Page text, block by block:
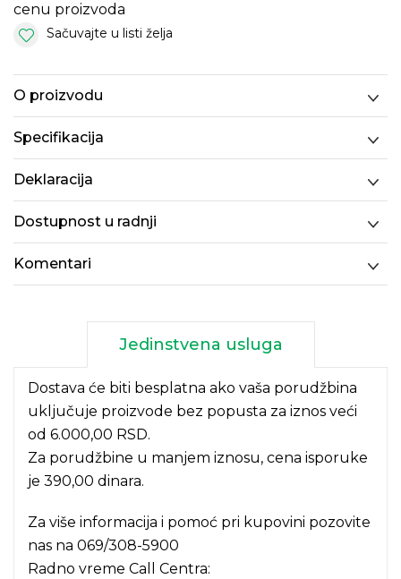
cenu proizvoda
Sačuvajte u listi želja
O proizvodu
Specifikacija
Deklaracija
Dostupnost u radnji
Komentari
Jedinstvena usluga
Dostava će biti besplatna ako vaša porudžbina
uključuje proizvode bez popusta za iznos veći
od 6.000,00 RSD.
Za porudžbine u manjem iznosu, cena isporuke
je 390,00 dinara.
Za više informacija i pomoć pri kupovini pozovite
nas na 069/308-5900
Radno vreme Call Centra: